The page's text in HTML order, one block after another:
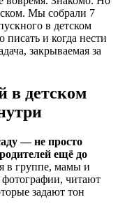
Мы собрали 7
в детском
писать и когда нести
закрываемая за
в детском
— не просто
ещё до
в группе, мамы и
фотографии, читают
задают тон